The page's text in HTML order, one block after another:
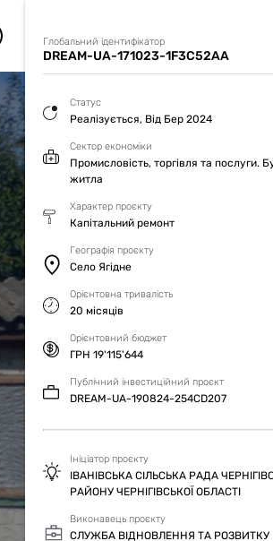
Глобальний ідентифікатор
DREAM-UA-171023-1F3C52AA
Статус
Реалізується, Від Бер 2024
Сектор економіки
Промисловість, торгівля та послуги.
житла
Характер проєкту
Капітальний ремонт
Географія проєкту
Село Ягідне
Орієнтовна тривалість
20 місяців
Орієнтовний бюджет
ГРН 19'115'644
Публічний інвестиційний проєкт
DREAM-UA-190824-254CD207
Ініціатор проєкту
ІВАНІВСЬКА СІЛЬСЬКА РАДА
РАЙОНУ ЧЕРНІГІВСЬКОЇ ОБЛАСТІ
Виконавець проєкту
СЛУЖБА ВІДНОВЛЕННЯ ТА РОЗВИТКУ